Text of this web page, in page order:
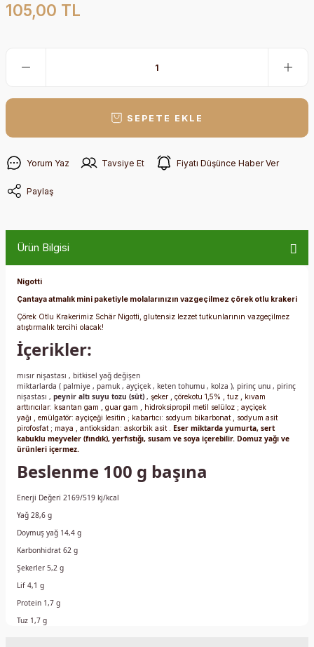
105,00 TL
SEPETE EKLE
Yorum Yaz Tavsiye Et Fiyatı Düşünce Haber Ver
Paylaş
Ürün Bilgisi
Nigotti
Çantaya atmalık mini paketiyle molalarınızın vazgeçilmez çörek otlu krakeri
Çörek Otlu Krakerimiz Schär Nigotti, glutensiz lezzet tutkunlarının vazgeçilmez
atıştırmalık tercihi olacak!
İçerikler:
mısır nişastası , bitkisel yağ değişen
miktarlarda ( palmiye , pamuk , ayçiçek , keten tohumu , kolza ), pirinç unu , pirinç
nişastası , peynir altı suyu tozu (süt) , şeker çörekotu 1,5% tuz
kıvam
arttırıcılar: ksantan gam guar gam hidroksipropil metil selüloz ; ayçiçek
yağı
emülgatör: ayçiçeği lesitin ; kabartıcı: sodyum bikarbonat
sodyum asit
pirofosfat ; maya antioksidan: askorbik asit
Eser miktarda yumurta, sert
kabuklu meyveler (fındık), yerfıstığı, susam ve soya içerebilir. Domuz yağı ve
ürünleri içermez.
Beslenme 100 g başına
Enerji Değeri 2169/519 kj/kcal
Yağ 28,6 g
Doymuş yağ 14,4 g
Karbonhidrat 62 g
Şekerler 5,2 g
Lif 4,1 g
Protein 1,7 g
Tuz 1,7 g